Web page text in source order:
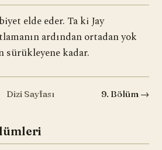
elde eder. Ta ki Jay
ardından ortadan yok
sürükleyene kadar.
Dizi Sayfası 9. Bölüm →